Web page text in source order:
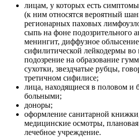
лицам, у которых есть
(к ним относятся вероятный
регионарных паховых
сыпь на фоне подозрительного
менингит, диффузное
сифилитической лейкодермы во
подозрение на образование
сухотки, звездчатые рубцы,
третичном сифилисе;
лица, находящиеся в половом и
больными;
доноры;
оформление санитарной
медицинские осмотры, плановая
лечебное учреждение.